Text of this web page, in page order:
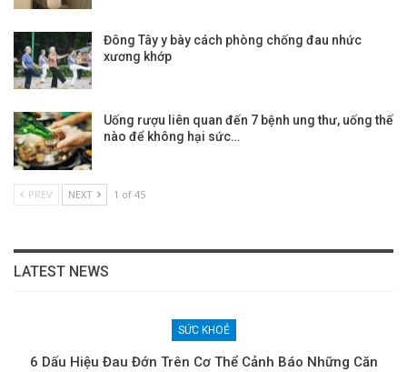
Đông Tây y bày cách phòng chống đau nhức
xương khớp
Uống rượu liên quan đến 7 bệnh ung thư, uống thế
nào để không hại sức…
PREV NEXT 1 of 45
LATEST NEWS
SỨC KHOẺ
6 Dấu Hiệu Đau Đớn Trên Cơ Thể Cảnh Báo Những Căn